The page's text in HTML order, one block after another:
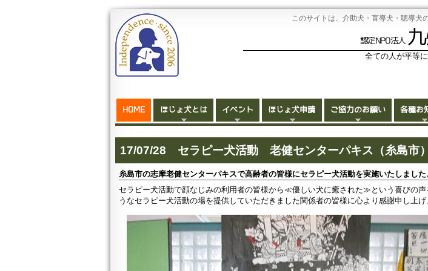
このサイトは、介助犬・盲導犬・聴導犬
認定NPO法人
全ての人が平等
HOME ほじょ犬とは イベント ほじょ犬申請 ご協力のお願い 各種お
17/07/28 セラピー犬活動 老健センターパキス（糸島市）
糸島市の志摩老健センターパキスで高齢者の皆様にセラピー犬活動を実施いたしました
セラピー犬活動で顔なじみの利用者の皆様から≪優しい犬に癒された≫という喜びの声
うなセラピー犬活動の場を提供していただきました関係者の皆様に心より感謝申し上げ